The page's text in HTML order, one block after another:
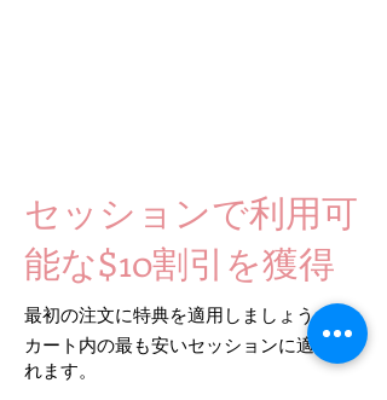
セッションで利用可
能な$10割引を獲得
最初の注文に特典を適用しましょう。
カート内の最も安いセッションに適用さ
れます。